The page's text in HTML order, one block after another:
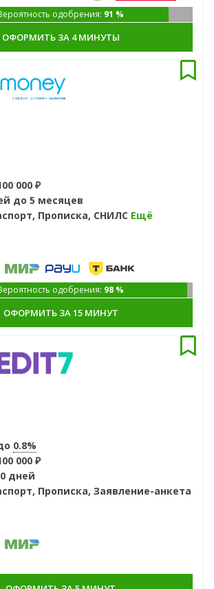
одобрения: 91 %
ОФОРМИТЬ ЗА 4 МИНУТЫ
одобрения: 98 %
000 ₽
до 5 месяцев
Прописка, СНИЛС Ещё
ОФОРМИТЬ ЗА 15 МИНУТ
0.8%
000 ₽
дней
Прописка, Заявление-анкета